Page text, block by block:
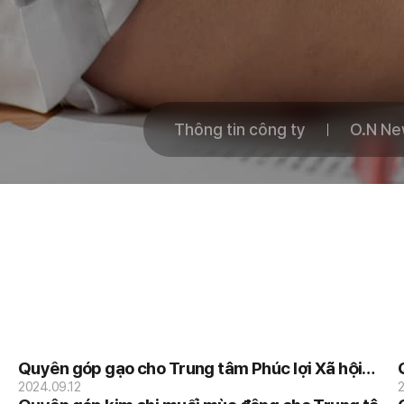
Thông tin công ty O.N
Quyên góp gạo cho Trung tâm Phúc lợi Xã hội
Tổng hợp Ssangyong.
2024.09.12